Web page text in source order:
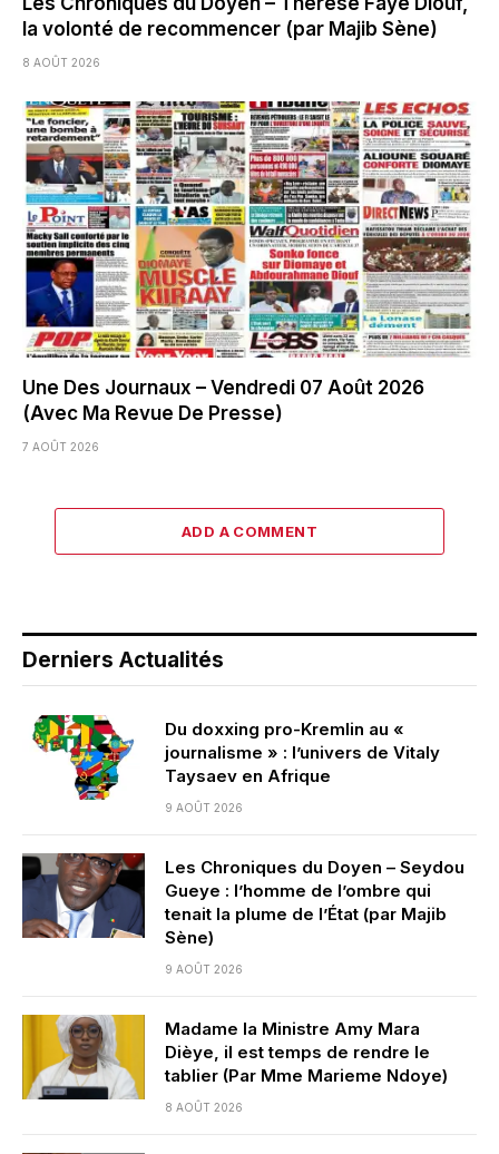
la volonté de recommencer (par Majib Sène)
8 AOÛT 2026
Une Des Journaux – Vendredi 07 Août 2026
(Avec Ma Revue De Presse)
7 AOÛT 2026
ADD A COMMENT
Derniers Actualités
Du doxxing pro-Kremlin au «
journalisme » : l’univers de Vitaly
Taysaev en Afrique
9 AOÛT 2026
Les Chroniques du Doyen – Seydou
Gueye : l’homme de l’ombre qui
tenait la plume de l’État (par Majib
Sène)
9 AOÛT 2026
Madame la Ministre Amy Mara
Dièye, il est temps de rendre le
tablier (Par Mme Marieme Ndoye)
8 AOÛT 2026